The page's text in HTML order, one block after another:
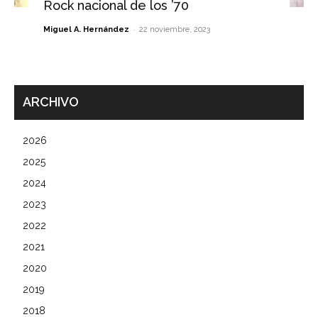
Rock nacional de los ’70
Miguel A. Hernández - 22 noviembre, 2023
ARCHIVO
2026
2025
2024
2023
2022
2021
2020
2019
2018